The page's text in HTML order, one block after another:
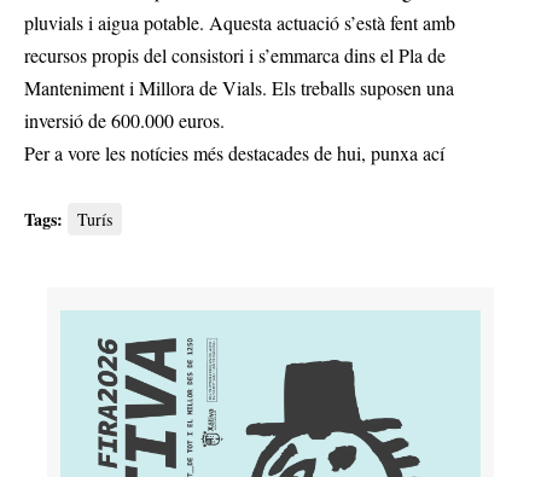
pluvials i aigua potable. Aquesta actuació s’està fent amb
recursos propis del consistori i s’emmarca dins el Pla de
Manteniment i Millora de Vials. Els treballs suposen una
inversió de 600.000 euros.
Per a vore les notícies més destacades de hui, punxa ací
Tags: Turís